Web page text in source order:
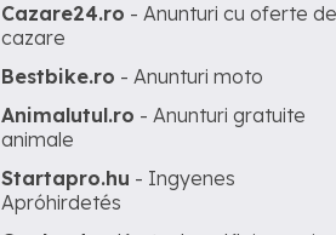
Cazare24.ro - Anunturi cu oferte de
cazare
Bestbike.ro - Anunturi moto
Animalutul.ro - Anunturi gratuite
animale
Startapro.hu - Ingyenes
Apróhirdetés